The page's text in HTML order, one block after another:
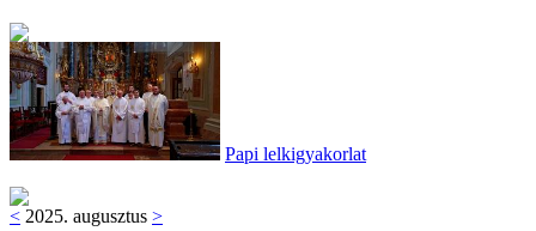
Papi lelkigyakorlat
< 2025. augusztus >